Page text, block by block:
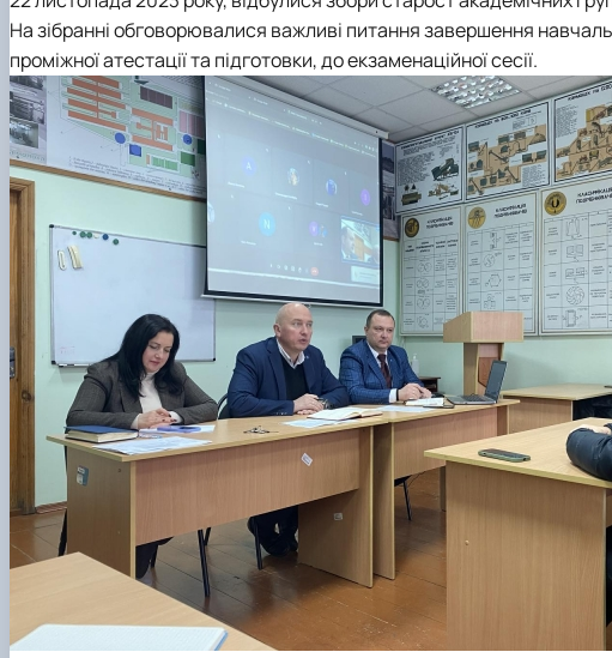
Матеріально-технічна база факультету
Скринька довіри
На зібранні обговорювалися важливі питання завершення
проміжної атестації та підготовки, до екзаменаційної сесії.